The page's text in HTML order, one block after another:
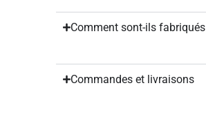
Comment sont-ils fabriqués
Commandes et livraisons